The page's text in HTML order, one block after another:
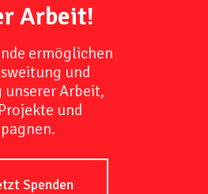
Arbeit!
ermöglichen
und
Arbeit,
und
Spenden